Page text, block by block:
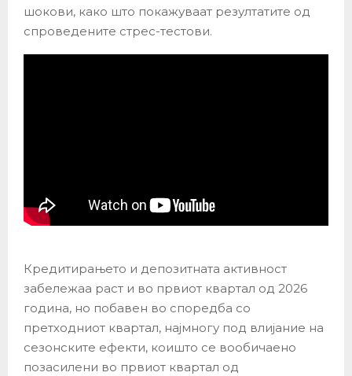
шокови, како што покажуваат резултатите од
спроведените стрес-тестови.
Кредитирањето и депозитната активност
забележаа раст и во првиот квартал од 2026
година, но побавен во споредба со
претходниот квартал, најмногу под влијание на
сезонските ефекти, коишто се вообичаено
позасилени во првиот квартал од